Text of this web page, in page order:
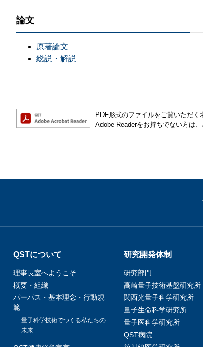
論文
原著論文
総説・解説
PDF形式のファイルをご覧いただく
Adobe Readerをお持ちでない方は
QSTについて
理事長室へようこそ
概要・組織
パーパス・基本理念・行動規
範
量子科学技術でつくる私たちの
未来
研究開発体制
研究部門
高崎量子技術基盤研究所
関西光量子科学研究所
量子生命科学研究所
量子医科学研究所
QST病院